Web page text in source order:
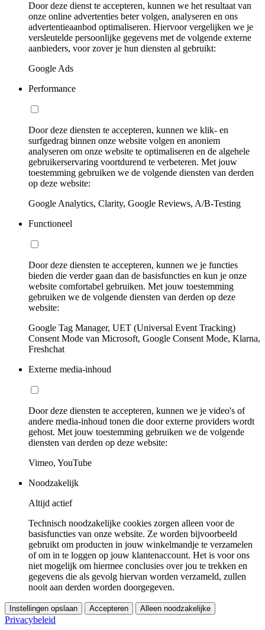
Door deze dienst te accepteren, kunnen we het resultaat van
onze online advertenties beter volgen, analyseren en ons
advertentieaanbod optimaliseren. Hiervoor vergelijken we je
versleutelde persoonlijke gegevens met de volgende externe
aanbieders, voor zover je hun diensten al gebruikt:
Google Ads
Performance
Door deze diensten te accepteren, kunnen we klik- en
surfgedrag binnen onze website volgen en anoniem
analyseren om onze website te optimaliseren en de algehele
gebruikerservaring voortdurend te verbeteren. Met jouw
toestemming gebruiken we de volgende diensten van derden
op deze website:
Google Analytics, Clarity, Google Reviews, A/B-Testing
Functioneel
Door deze diensten te accepteren, kunnen we je functies
bieden die verder gaan dan de basisfuncties en kun je onze
website comfortabel gebruiken. Met jouw toestemming
gebruiken we de volgende diensten van derden op deze
website:
Google Tag Manager, UET (Universal Event Tracking)
Consent Mode van Microsoft, Google Consent Mode, Klarna,
Freshchat
Externe media-inhoud
Door deze diensten te accepteren, kunnen we je video's of
andere media-inhoud tonen die door externe providers wordt
gehost. Met jouw toestemming gebruiken we de volgende
diensten van derden op deze website:
Vimeo, YouTube
Noodzakelijk
Altijd actief
Technisch noodzakelijke cookies zorgen alleen voor de
basisfuncties van onze website. Ze worden bijvoorbeeld
gebruikt om producten in jouw winkelmandje te verzamelen
of om in te loggen op jouw klantenaccount. Het is voor ons
niet mogelijk om hiermee conclusies over jou te trekken en
gegevens die als gevolg hiervan worden verzameld, zullen
nooit aan derden worden doorgegeven.
Instellingen opslaan Accepteren Alleen noodzakelijke
Privacybeleid